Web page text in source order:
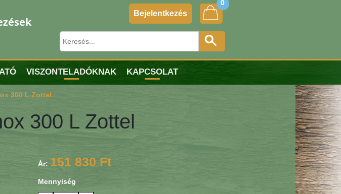
Bejelentkezés
0
VISZONTELADÓKNAK KAPCSOLAT
300 L Zottel
300 L Zottel
Ár: 151 830 Ft
Mennyiség